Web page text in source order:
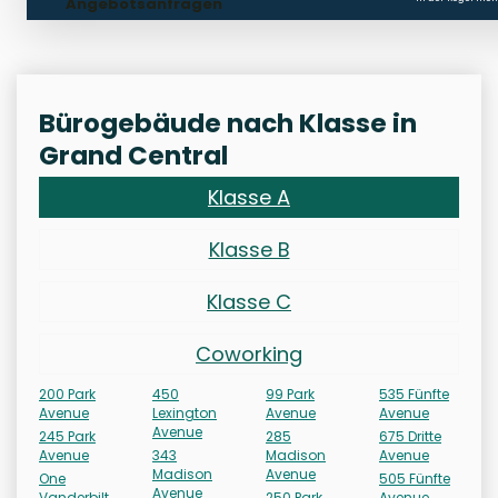
Bürogebäude nach Klasse in
Grand Central
Klasse A
Klasse B
Klasse C
Coworking
200 Park
Avenue
245 Park
Avenue
One
450
Lexington
Avenue
343
Madison
Avenue
99 Park
Avenue
285
Madison
Avenue
535 Fünfte
Avenue
675 Dritte
Avenue
505 Fünfte